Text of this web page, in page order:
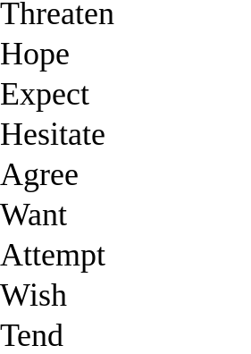
Threaten
Hope
Expect
Hesitate
Agree
Want
Attempt
Wish
Tend